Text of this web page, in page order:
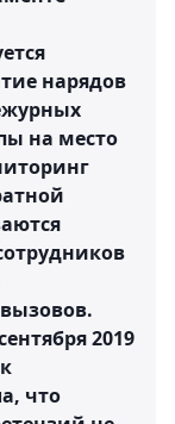
нарядов
на место
2019
что